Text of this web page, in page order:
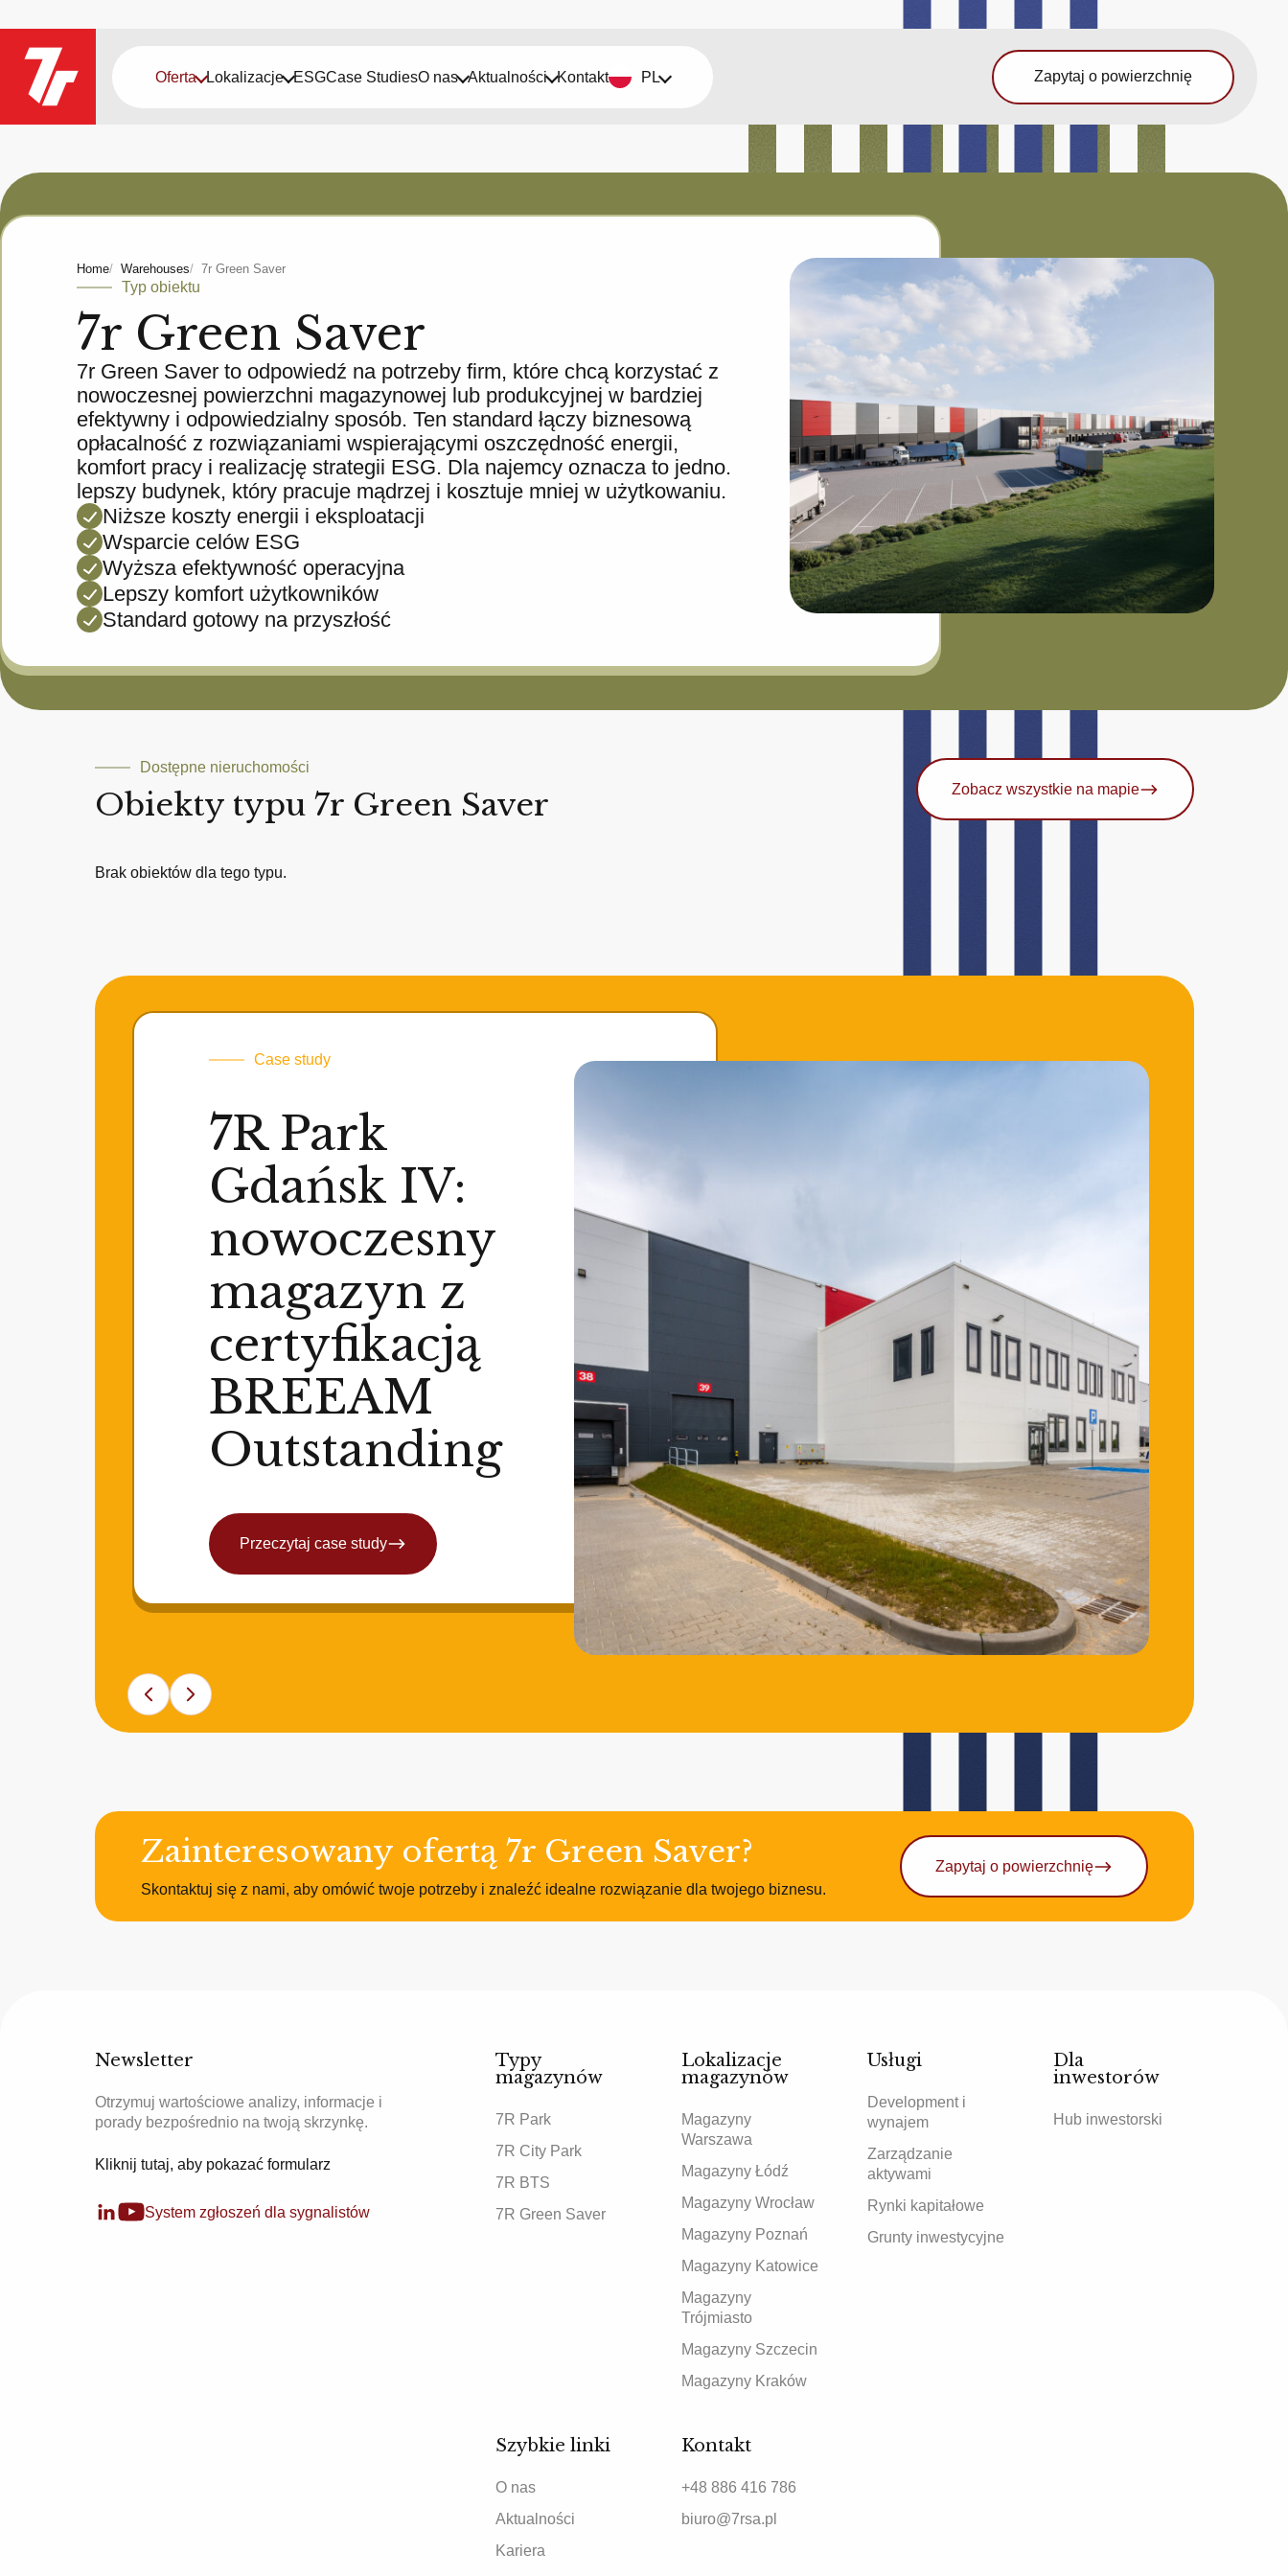
Oferta Lokalizacje ESGCase StudiesO nas Aktualności Kontakt PL Zapytaj o powierzchnię
Home Warehouses 7r Green Saver
Typ obiektu
7r Green Saver
7r Green Saver to odpowiedź na potrzeby firm, które chcą korzystać z
nowoczesnej powierzchni magazynowej lub produkcyjnej w bardziej
efektywny i odpowiedzialny sposób. Ten standard łączy biznesową
opłacalność z rozwiązaniami wspierającymi oszczędność energii,
komfort pracy i realizację strategii ESG. Dla najemcy oznacza to jedno.
lepszy budynek, który pracuje mądrzej i kosztuje mniej w użytkowaniu.
Niższe koszty energii i eksploatacji
Wsparcie celów ESG
Wyższa efektywność operacyjna
Lepszy komfort użytkowników
Standard gotowy na przyszłość
Dostępne nieruchomości
Obiekty typu 7r Green Saver Zobacz wszystkie na mapie
Brak obiektów dla tego typu.
Case study
7R Park
Gdańsk IV:
nowoczesny
magazyn z
certyfikacją
BREEAM
Outstanding
Przeczytaj case study
Zainteresowany ofertą 7r Green Saver?
Skontaktuj się z nami, aby omówić twoje potrzeby i znaleźć idealne rozwiązanie dla twojego biznesu.
Zapytaj o powierzchnię
Newsletter
Otrzymuj wartościowe analizy, informacje i
porady bezpośrednio na twoją skrzynkę.
Kliknij tutaj, aby pokazać formularz
System zgłoszeń dla sygnalistów
Typy
magazynów
7R Park
7R City Park
7R BTS
7R Green Saver
Lokalizacje
magazynów
Magazyny
Warszawa
Magazyny Łódź
Magazyny Wrocław
Magazyny Poznań
Magazyny Katowice
Magazyny
Trójmiasto
Magazyny Szczecin
Magazyny Kraków
Usługi
Development i
wynajem
Zarządzanie
aktywami
Rynki kapitałowe
Grunty inwestycyjne
Dla
inwestorów
Hub inwestorski
Szybkie linki
O nas
Aktualności
Kariera
Kontakt
+48 886 416 786
biuro@7rsa.pl